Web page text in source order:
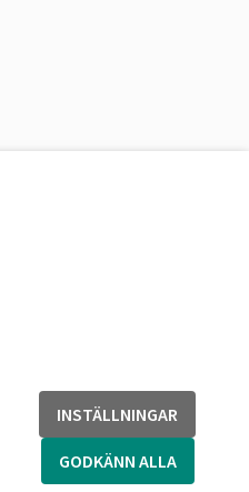
INSTÄLLNINGAR
GODKÄNN ALLA